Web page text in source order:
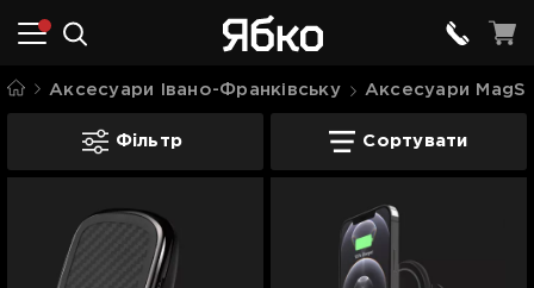
Аксесуари Івано-Франківську Аксесуари
Автотримачі MagSafe Івано-
Фільтр Сортувати